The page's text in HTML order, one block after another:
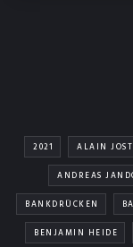
2021 ALAIN JOST
ANDREAS
BANKDRÜCKEN
BENJAMIN HEIDE